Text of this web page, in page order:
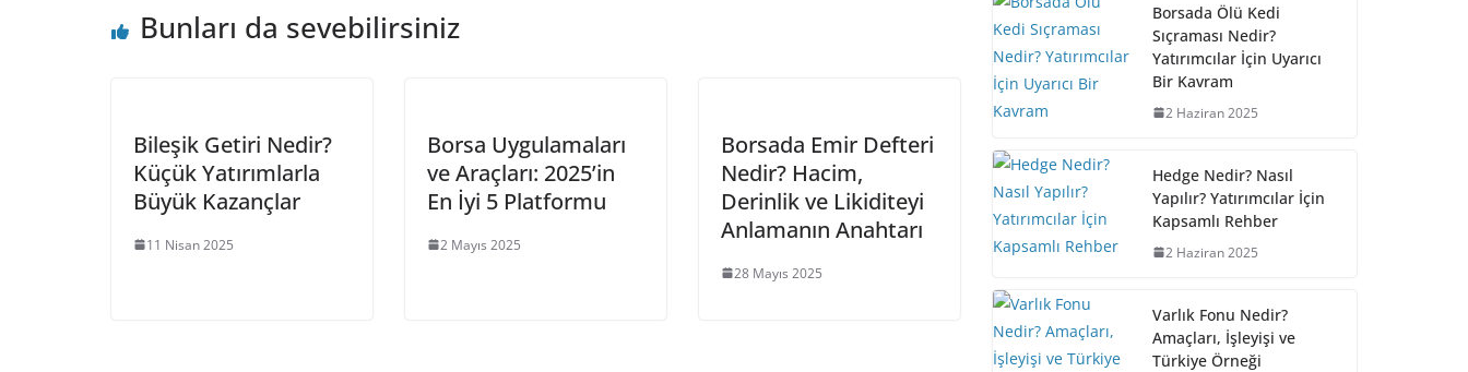
Bunları da sevebilirsiniz
Bileşik Getiri Nedir?
Küçük Yatırımlarla
Büyük Kazançlar
11 Nisan 2025
Borsa Uygulamaları
ve Araçları: 2025’in
En İyi 5 Platformu
2 Mayıs 2025
Borsada Emir Defteri
Nedir? Hacim,
Derinlik ve Likiditeyi
Anlamanın Anahtarı
28 Mayıs 2025
Borsada Ölü Kedi
Sıçraması Nedir?
Yatırımcılar İçin Uyarıcı
Bir Kavram
2 Haziran 2025
Hedge Nedir? Nasıl
Yapılır? Yatırımcılar İçin
Kapsamlı Rehber
2 Haziran 2025
Varlık Fonu Nedir?
Amaçları, İşleyişi ve
Türkiye Örneği